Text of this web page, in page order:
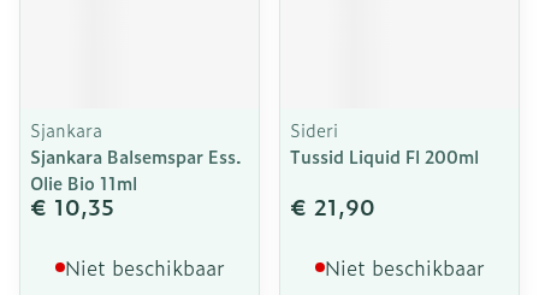
Sjankara
Sjankara Balsemspar Ess.
Olie Bio 11ml
€ 10,35
Niet beschikbaar
Sideri
Tussid Liquid Fl 200ml
€ 21,90
Niet beschikbaar